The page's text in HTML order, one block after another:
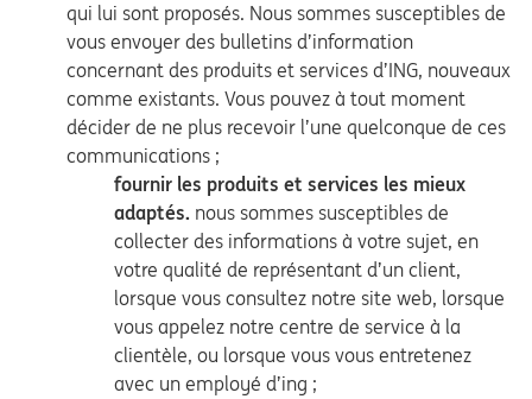
qui lui sont proposés. Nous sommes susceptibles de
vous envoyer des bulletins d’information
concernant des produits et services d’ING, nouveaux
comme existants. Vous pouvez à tout moment
décider de ne plus recevoir l’une quelconque de ces
communications ;
fournir les produits et services les mieux
adaptés. nous sommes susceptibles de
collecter des informations à votre sujet, en
votre qualité de représentant d’un client,
lorsque vous consultez notre site web, lorsque
vous appelez notre centre de service à la
clientèle, ou lorsque vous vous entretenez
avec un employé d’ing ;